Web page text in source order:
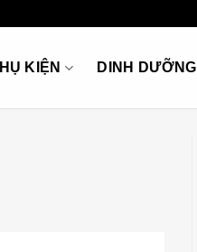
KIỆN DINH DƯỠNG